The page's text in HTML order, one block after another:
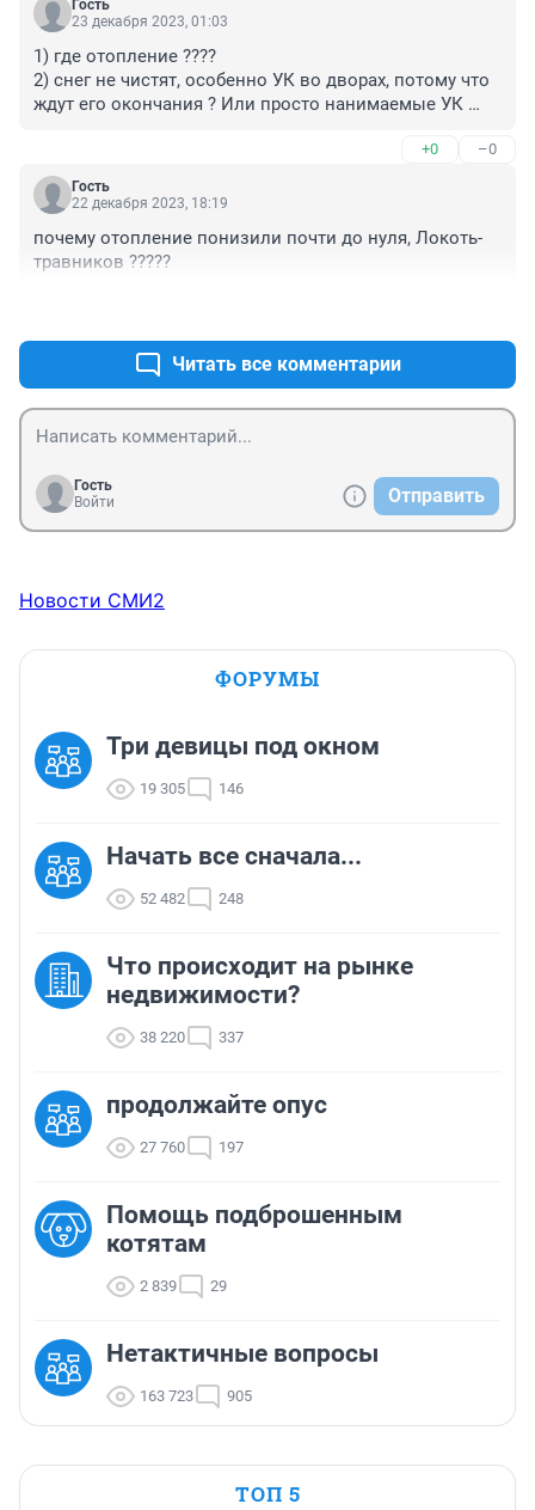
Гость
23 декабря 2023, 01:03
1) где отопление ????
2) снег не чистят, особенно УК во дворах, потому что
ждут его окончания ? Или просто нанимаемые УК
обязанности, проверок-то нет ? Пусть ГЖИ или сам
Травников посетят жилмассивчик на Селезнева 24-26
+0 –0
Гость
22 декабря 2023, 18:19
почему отопление понизили почти до нуля, Локоть-
травников ?????
Читать все комментарии
Гость
Войти
Отправить
Новости СМИ2
ФОРУМЫ
Три девицы под окном
19 305 146
Начать все сначала...
52 482 248
Что происходит на рынке
недвижимости?
38 220 337
продолжайте опус
27 760 197
Помощь подброшенным
котятам
2 839 29
Нетактичные вопросы
163 723 905
ТОП 5